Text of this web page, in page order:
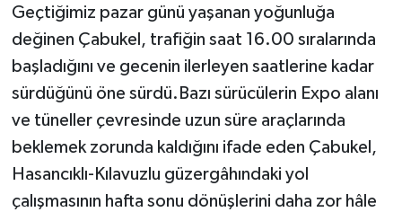
Geçtiğimiz pazar günü yaşanan yoğunluğa
değinen Çabukel, trafiğin saat 16.00 sıralarında
başladığını ve gecenin ilerleyen saatlerine kadar
sürdüğünü öne sürdü.Bazı sürücülerin Expo alanı
ve tüneller çevresinde uzun süre araçlarında
beklemek zorunda kaldığını ifade eden Çabukel,
Hasancıklı-Kılavuzlu güzergâhındaki yol
çalışmasının hafta sonu dönüşlerini daha zor hâle